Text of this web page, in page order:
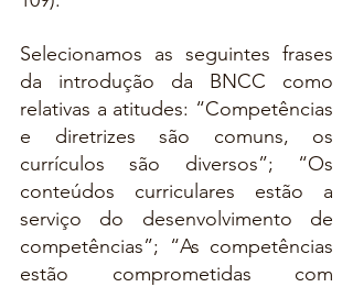
Selecionamos as seguintes frases
da introdução da BNCC como
relativas a atitudes: “Competências
e diretrizes são comuns, os
currículos são diversos”; “Os
conteúdos curriculares estão a
serviço do desenvolvimento de
competências”; “As competências
estão comprometidas com